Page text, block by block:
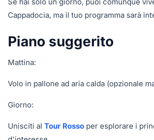
Cappadocia, ma il tuo programma sarà
Piano suggerito
Mattina:
Volo in pallone ad aria calda (opzionale
Giorno:
Unisciti al Tour Rosso per esplorare i